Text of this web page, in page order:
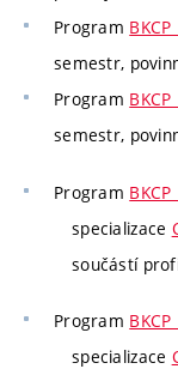
Program
semestr,
Program
semestr,
Program
specializace
součástí
Program
specializace